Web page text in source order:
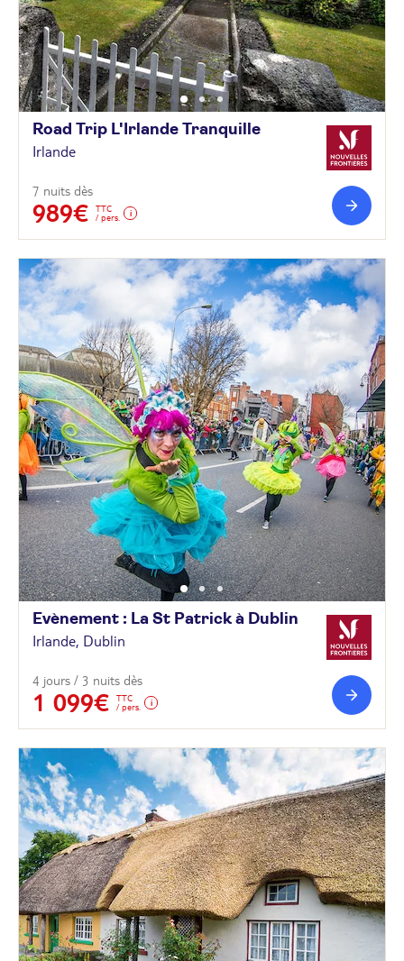
Road Trip L'Irlande Tranquille
Irlande
7 nuits dès
989€
TTC
/ pers.
Evènement : La St Patrick à Dublin
Irlande, Dublin
4 jours / 3 nuits dès
1 099€
TTC
/ pers.